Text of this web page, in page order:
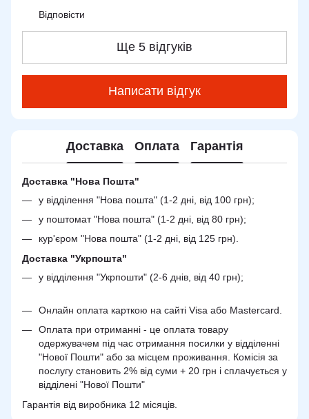
Відповісти
Ще 5 відгуків
Написати відгук
Доставка Оплата Гарантія
Доставка "Нова Пошта"
у відділення "Нова пошта" (1-2 дні, від 100 грн);
у поштомат "Нова пошта" (1-2 дні, від 80 грн);
кур'єром "Нова пошта" (1-2 дні, від 125 грн).
Доставка "Укрпошта"
у відділення "Укрпошти" (2-6 днів, від 40 грн);
Онлайн оплата карткою на сайті Visa або Mastercard.
Оплата при отриманні - це оплата товару
одержувачем під час отримання посилки у відділенні
"Нової Пошти" або за місцем проживання. Комісія за
послугу становить 2% від суми + 20 грн і сплачується у
відділені "Нової Пошти"
Гарантія від виробника 12 місяців.